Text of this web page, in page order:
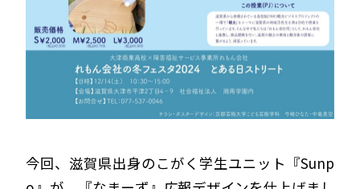
今回、滋賀県出身のこがく学生ユニット『Sunp